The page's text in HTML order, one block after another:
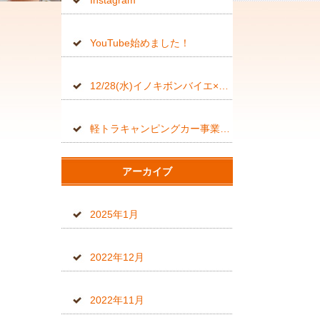
YouTube始めました！
アーカイブ
2025年1月
2022年12月
2022年11月